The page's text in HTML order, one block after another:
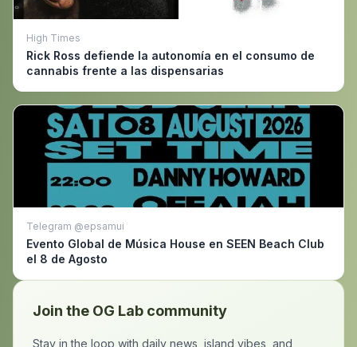
High Times
Rick Ross defiende la autonomía en el consumo de
cannabis frente a las dispensarias
Telegram @epsamui
Evento Global de Música House en SEEN Beach Club
el 8 de Agosto
Join the OG Lab community
Stay in the loop with daily news, island vibes, and